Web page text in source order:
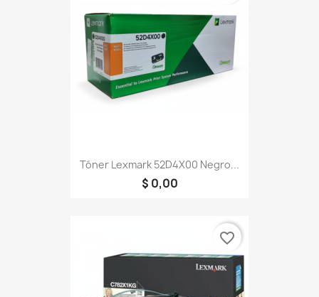
Tóner Lexmark 52D4X00 Negro...
$ 0,00
favorite_border